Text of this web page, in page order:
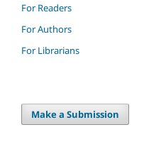
For Readers
For Authors
For Librarians
Make a Submission